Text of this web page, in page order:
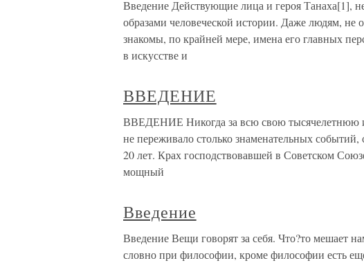
Введение Действующие лица и героя Танаха[1],
образами человеческой истории. Даже людям,
знакомы, по крайней мере, имена его главных
в искусстве и
ВВЕДЕНИЕ
ВВЕДЕНИЕ Никогда за всю свою тысячелетнюю
не переживало столько знаменательных
20 лет. Крах господствовавшей в Советском
мощный
Введение
Введение Вещи говорят за себя. Что?то мешает
словно при философии, кроме философии есть